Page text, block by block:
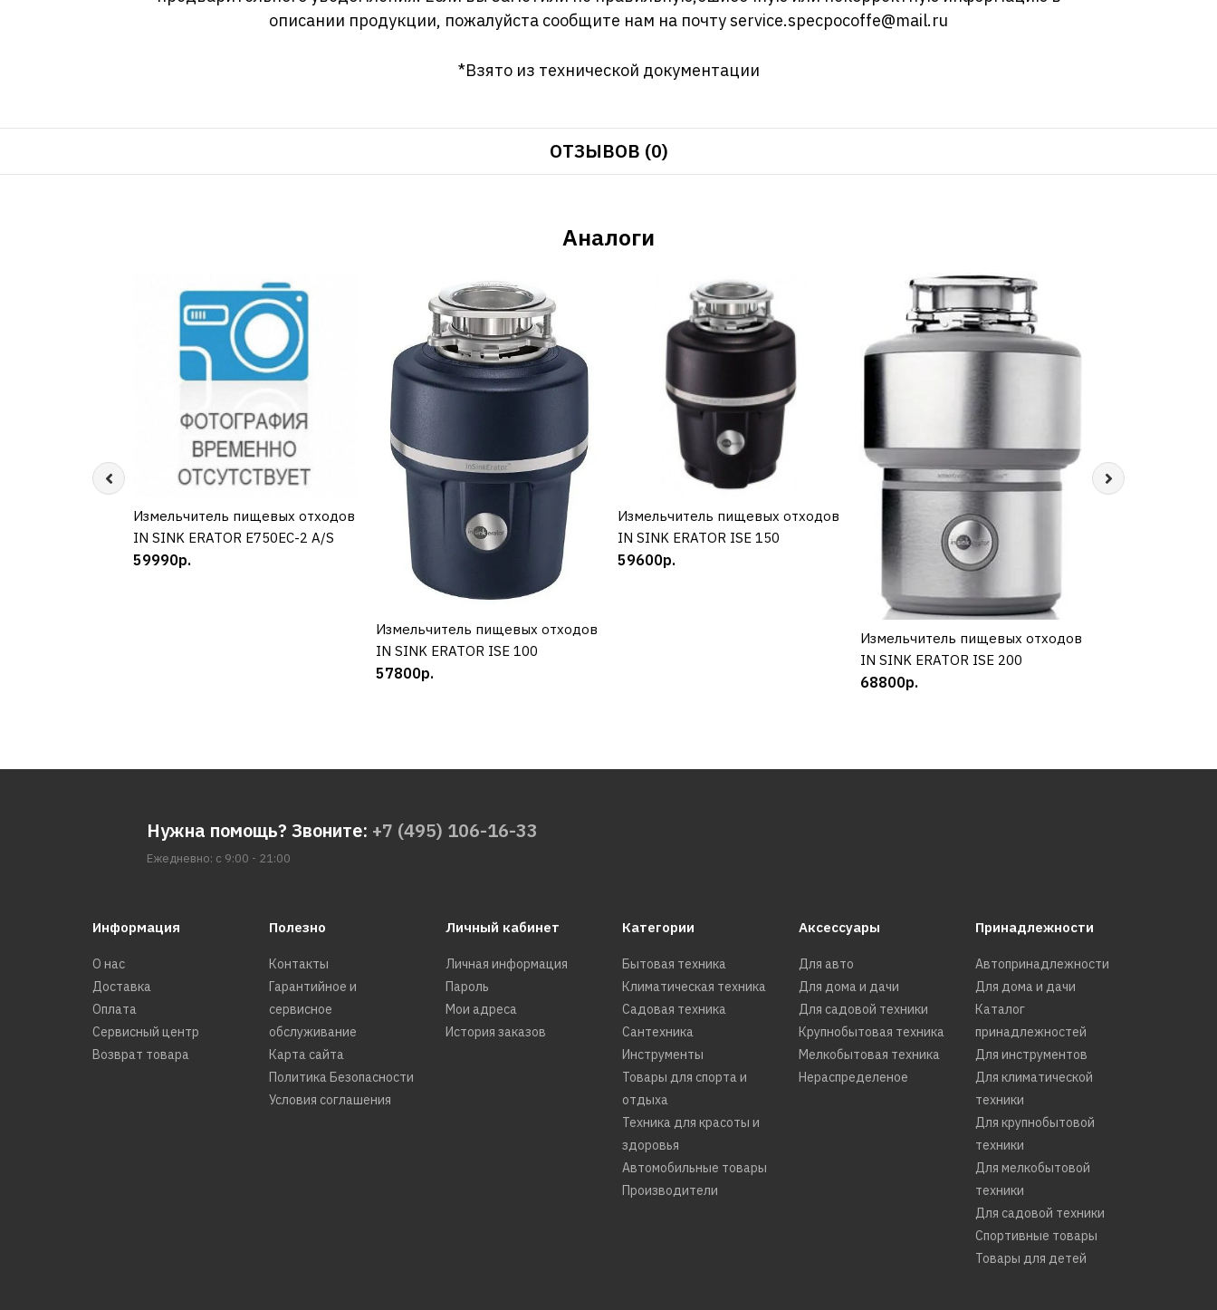
описании продукции, пожалуйста сообщите нам на почтуservice.specpocoffe@mail.ru
*Взято из технической документации
ОТЗЫВОВ (0)
Аналоги
КУПИТЬ
Измельчитель пищевых отходов
IN SINK ERATOR E750EC-2 A/S
59990р.
КУПИТЬ
Измельчитель пищевых отходов
IN SINK ERATOR ISE 100
57800р.
КУПИТЬ
Измельчитель пищевых отходов
IN SINK ERATOR ISE 150
59600р.
КУПИТЬ
Измельчитель пищевых отходов
IN SINK ERATOR ISE 200
68800р.
Нужна помощь? Звоните: +7 (495) 106-16-33
Ежедневно: с 9:00 - 21:00
Информация
О нас
Доставка
Оплата
Сервисный центр
Возврат товара
Полезно
Контакты
Гарантийное и
сервисное
обслуживание
Карта сайта
Политика Безопасности
Условия соглашения
Личный кабинет
Личная информация
Пароль
Мои адреса
История заказов
Категории
Бытовая техника
Климатическая техника
Садовая техника
Сантехника
Инструменты
Товары для спорта и
отдыха
Техника для красоты и
здоровья
Автомобильные товары
Производители
Аксессуары
Для авто
Для дома и дачи
Для садовой техники
Крупнобытовая техника
Мелкобытовая техника
Нераспределеное
Принадлежности
Автопринадлежности
Для дома и дачи
Каталог
принадлежностей
Для инструментов
Для климатической
техники
Для крупнобытовой
техники
Для мелкобытовой
техники
Для садовой техники
Спортивные товары
Товары для детей